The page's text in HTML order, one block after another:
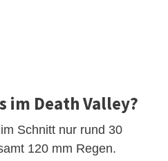
im Death Valley?
Schnitt nur rund 30
120 mm Regen.